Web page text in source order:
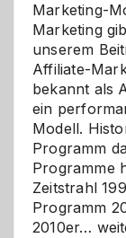
Marketing-
Marketing
unserem
Affiliate-
bekannt als
ein
Modell.
Programm
Programme
Zeitstrahl
Programm
2010er…